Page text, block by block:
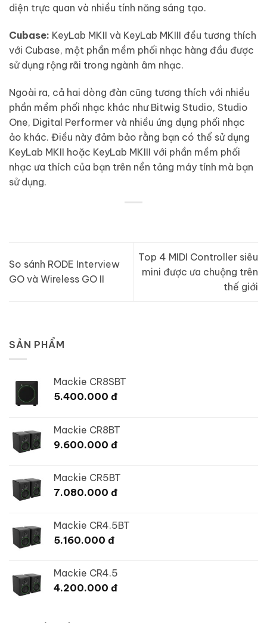
diện trực quan và nhiều tính năng sáng tạo.
Cubase: KeyLab MKII và KeyLab MKIII đều tương thích
với Cubase, một phần mềm phối nhạc hàng đầu được
sử dụng rộng rãi trong ngành âm nhạc.
Ngoài ra, cả hai dòng đàn cũng tương thích với nhiều
phần mềm phối nhạc khác như Bitwig Studio, Studio
One, Digital Performer và nhiều ứng dụng phối nhạc
ảo khác. Điều này đảm bảo rằng bạn có thể sử dụng
KeyLab MKII hoặc KeyLab MKIII với phần mềm phối
nhạc ưa thích của bạn trên nền tảng máy tính mà bạn
sử dụng.
So sánh RODE Interview
GO và Wireless GO II
Top 4 MIDI Controller siêu
mini được ưa chuộng trên
thế giới
SẢN PHẨM
Mackie CR8SBT
5.400.000 đ
Mackie CR8BT
9.600.000 đ
Mackie CR5BT
7.080.000 đ
Mackie CR4.5BT
5.160.000 đ
Mackie CR4.5
4.200.000 đ